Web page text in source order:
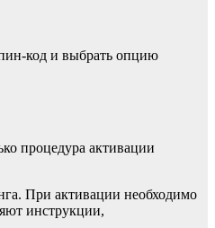
пин-код и выбрать опцию
процедура активации
При активации необходимо
инструкции,